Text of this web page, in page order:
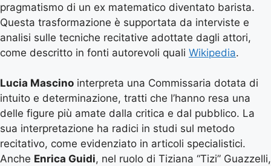
pragmatismo di un ex matematico diventato barista.
Questa trasformazione è supportata da interviste e
analisi sulle tecniche recitative adottate dagli attori,
come descritto in fonti autorevoli quali Wikipedia.
Lucia Mascino interpreta una Commissaria dotata di
intuito e determinazione, tratti che l’hanno resa una
delle figure più amate dalla critica e dal pubblico. La
sua interpretazione ha radici in studi sul metodo
recitativo, come evidenziato in articoli specialistici.
Anche Enrica Guidi, nel ruolo di Tiziana “Tizi” Guazzelli,